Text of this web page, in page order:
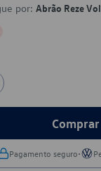
por: Abrão Reze
Pagamento seguro•